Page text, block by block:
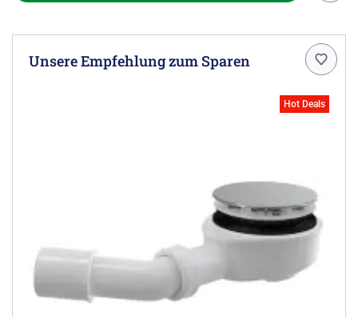
Unsere Empfehlung zum Sparen
Hot Deals